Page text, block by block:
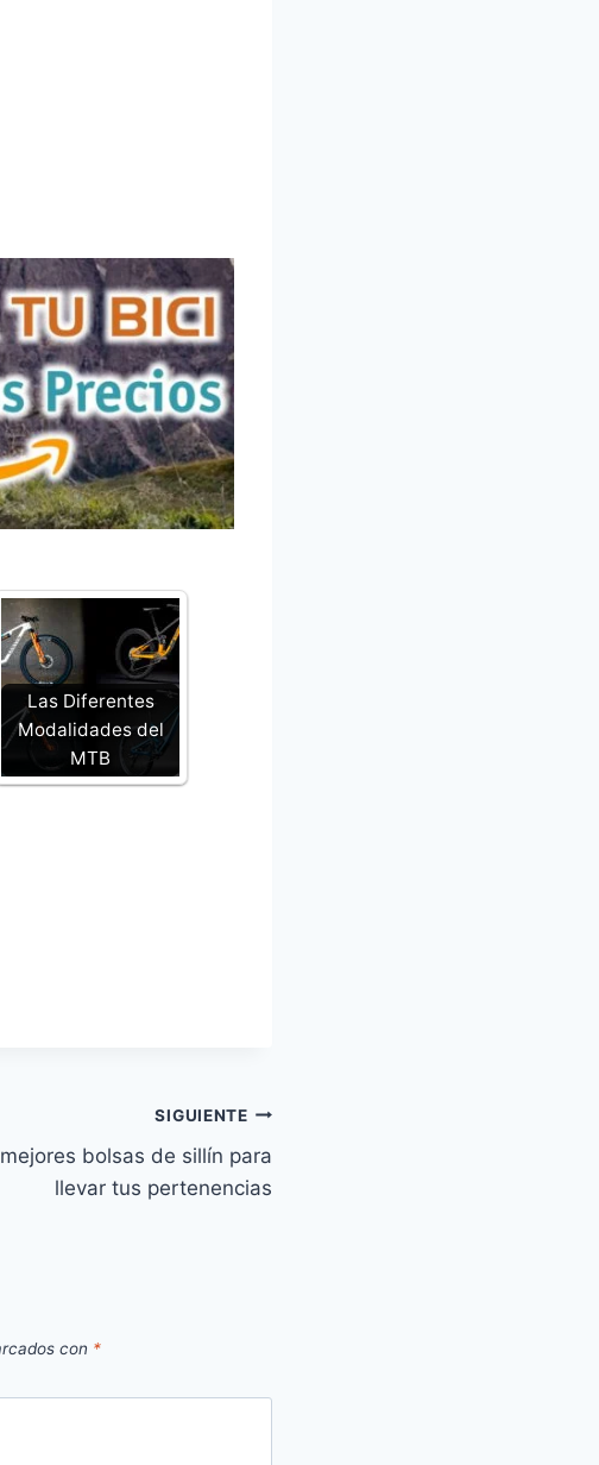
Las Diferentes
Modalidades del
MTB
SIGUIENTE
bolsas de sillín para
llevar tus pertenencias
con *